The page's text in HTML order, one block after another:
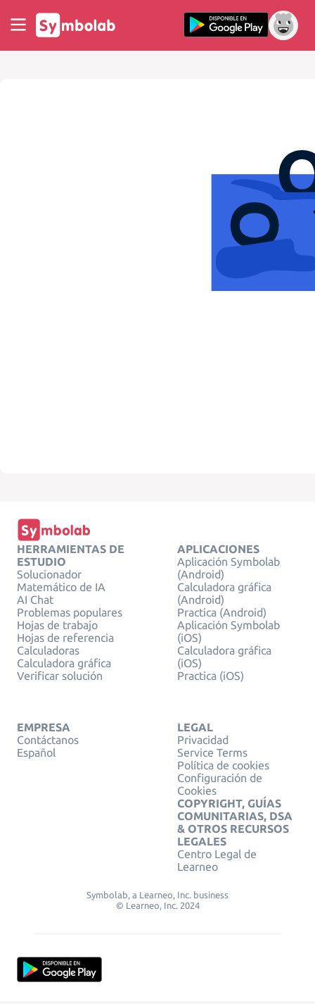
HERRAMIENTAS DE
ESTUDIO
Solucionador
Matemático de IA
AI Chat
Problemas populares
Hojas de trabajo
Hojas de referencia
Calculadoras
Calculadora gráfica
Verificar solución
APLICACIONES
Aplicación Symbolab
(Android)
Calculadora gráfica
(Android)
Practica (Android)
Aplicación Symbolab
(iOS)
Calculadora gráfica
(iOS)
Practica (iOS)
EMPRESA
Contáctanos
Español
LEGAL
Privacidad
Service Terms
Política de cookies
Configuración de
Cookies
COPYRIGHT, GUÍAS
COMUNITARIAS, DSA
& OTROS RECURSOS
LEGALES
Centro Legal de
Learneo
Symbolab, a Learneo, Inc. business
© Learneo, Inc. 2024